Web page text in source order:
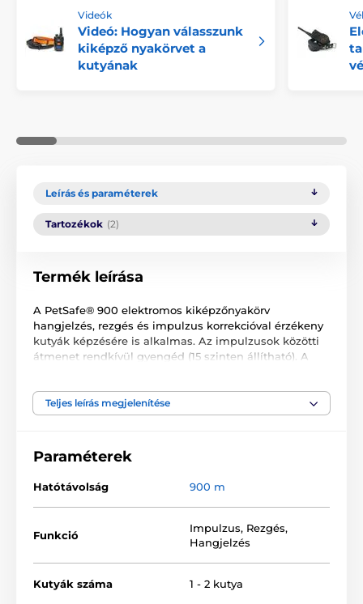
Videók
Videó: Hogyan válasszunk
kiképző nyakörvet a
kutyának
Leírás és paraméterek
Tartozékok (2)
Termék leírása
A PetSafe® 900 elektromos kiképzőnyakörv
hangjelzés, rezgés és impulzus korrekcióval érzékeny
kutyák képzésére is alkalmas. Az impulzusok közötti
átmenet rendkívül gyengéd (15 szinten állítható). A
képzést. A készülék további előnye a vízálló
tulajdonságban és a kiválóan olvasható kijlzőben
képzése lehetséges.
Legfőbb funkciók:
Hatótávolság 900 m
Kis és közepes kutyafajták képzésére
15 szintű impulzus korrekció
Teljes leírás megjelenítése
Paraméterek
Hatótávolság 900 m
Funkció
Impulzus, Rezgés,
Hangjelzés
Kutyák száma 1 - 2 kutya